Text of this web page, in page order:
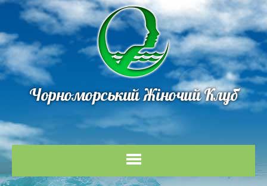
Чорноморський Жіночий Клуб